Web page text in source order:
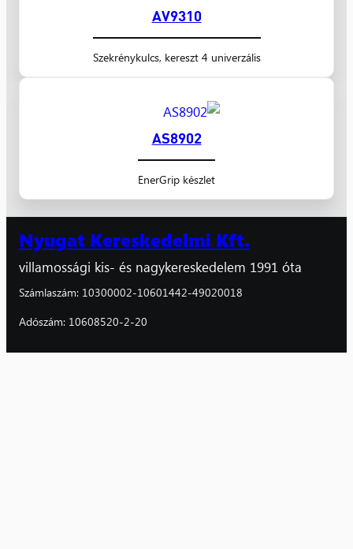
AV9310
Szekrénykulcs, kereszt 4 univerzális
AS8902
EnerGrip készlet
Nyugat Kereskedelmi Kft.
villamossági kis- és nagykereskedelem 1991 óta
Számlaszám: 10300002-10601442-49020018
Adószám: 10608520-2-20